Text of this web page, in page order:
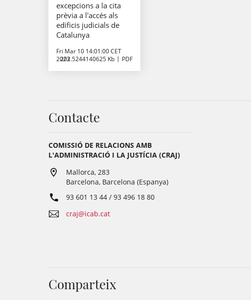
excepcions a la cita
prèvia a l'accés als
edificis judicials de
Catalunya
Fri Mar 10 14:01:00 CET
2023
202.5244140625 Kb PDF
Contacte
COMISSIÓ DE RELACIONS AMB
L'ADMINISTRACIÓ I LA JUSTÍCIA (CRAJ)
Mallorca, 283
Barcelona, Barcelona (Espanya)
93 601 13 44 / 93 496 18 80
craj@icab.cat
Comparteix